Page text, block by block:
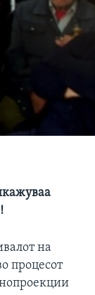
на
процесот